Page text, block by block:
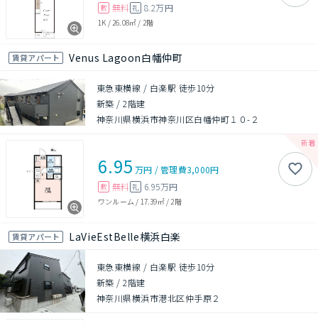
敷 無料 礼 8.2万円
1K / 26.08㎡ / 2階
賃貸アパート Venus Lagoon白幡仲町
東急東横線 / 白楽駅 徒歩10分
新築 /2階建
神奈川県横浜市神奈川区白幡仲町１０-２
6.95 万円 /管理費3,000円
敷 無料 礼 6.95万円
ワンルーム / 17.39㎡/ 2階
賃貸アパート LaVieEstBelle横浜白楽
東急東横線 / 白楽駅 徒歩10分
新築 /2階建
神奈川県横浜市港北区仲手原２